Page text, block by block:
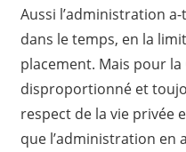
Aussi l’administration
dans le temps, en la
placement. Mais pour la
disproportionné et
respect de la vie privée
que l’administration en